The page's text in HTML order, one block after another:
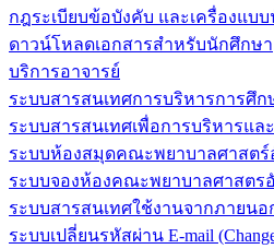
กฎระเบียบข้อบังคับ และเครื่องแบ
ดาวน์โหลดเอกสารสำหรับนักศึกษา
บริการอาจารย์
ระบบสารสนเทศการบริหารการศึก
ระบบสารสนเทศเพื่อการบริหารแล
ระบบห้องสมุดคณะพยาบาลศาสตร์
ระบบจองห้องคณะพยาบาลศาสตร
ระบบสารสนเทศใช้งานจากภายนอ
ระบบเปลี่ยนรหัสผ่าน E-mail